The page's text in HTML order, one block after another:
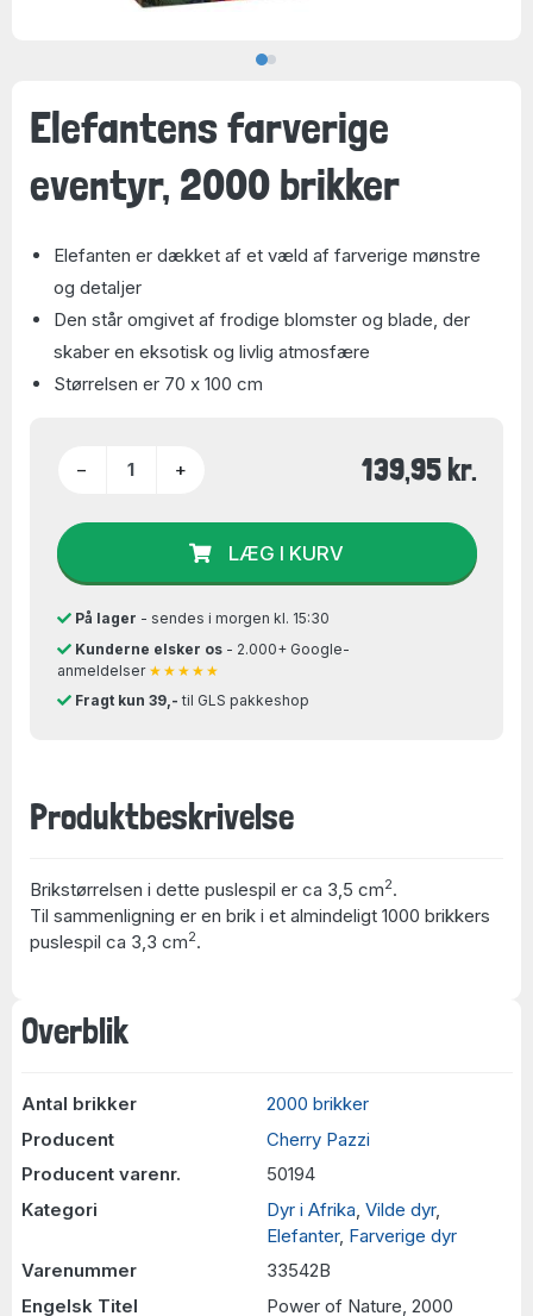
Overblik
Antal brikker
2000 brikker
Producent
Cherry Pazzi
Producent varenr.
50194
Kategori
Dyr i Afrika Vilde dyr,
Elefanter, Farverige dyr
Varenummer
33542B
Engelsk Titel
Power of Nature, 2000
Elefantens farverige
eventyr, 2000 brikker
Elefanten er dækket af et væld af farverige mønstre
og detaljer
Den står omgivet af frodige blomster og blade, der
skaber en eksotisk og livlig atmosfære
Størrelsen er 70 x 100 cm
− + 139,95 kr.
LÆG I KURV
På lager - sendes i morgen kl. 15:30
Kunderne elsker os- 2.000+ Google-
anmeldelser ★★★★★
Fragt kun 39,- til GLS pakkeshop
Produktbeskrivelse
Brikstørrelsen i dette puslespil er ca 3,5 cm2.
Til sammenligning er en brik i et almindeligt 1000 brikkers
puslespil ca 3,3 cm2.